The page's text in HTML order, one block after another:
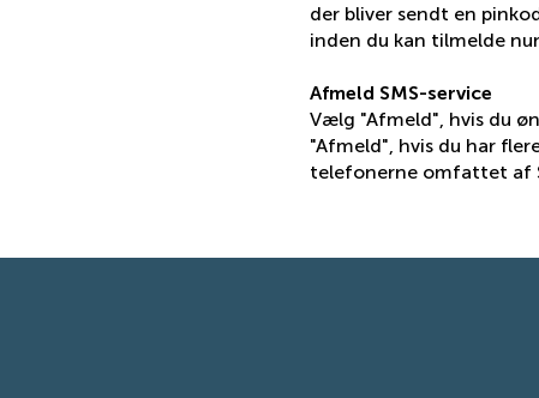
der bliver sendt en
inden du kan tilmelde
Afmeld SMS-service
Vælg "Afmeld", hvis du
"Afmeld", hvis du har
telefonerne omfattet af